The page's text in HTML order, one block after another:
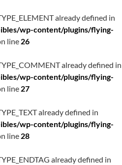
already defined in
wp-content/plugins/flying-
line 26
already defined in
wp-content/plugins/flying-
line 27
already defined in
wp-content/plugins/flying-
line 28
already defined in